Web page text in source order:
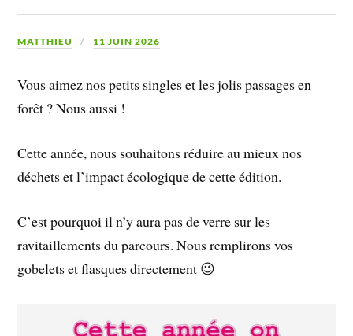
MATTHIEU 11 JUIN 2026
Vous aimez nos petits singles et les jolis passages en
forêt ? Nous aussi !
Cette année, nous souhaitons réduire au mieux nos
déchets et l’impact écologique de cette édition.
C’est pourquoi il n’y aura pas de verre sur les
ravitaillements du parcours. Nous remplirons vos
gobelets et flasques directement 😉